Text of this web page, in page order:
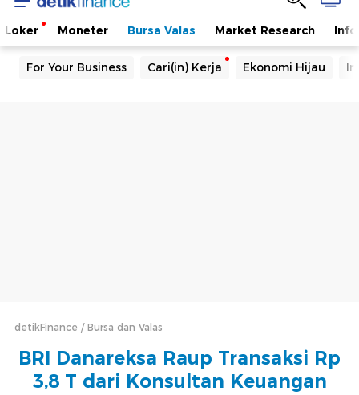
Loker Moneter Bursa Valas Market Research
For Your Business Cari(in) Kerja Ekonomi Hijau
detikFinance Bursa dan Valas
BRI Danareksa Raup Transaksi Rp
3,8 T dari Konsultan Keuangan